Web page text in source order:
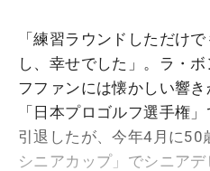
「練習ラウンドしただけ
し、幸せでした」。ラ・
フファンには懐かしい響
「日本プロゴルフ選手権
引退したが、今年4月に50
シニアカップ」でシニア